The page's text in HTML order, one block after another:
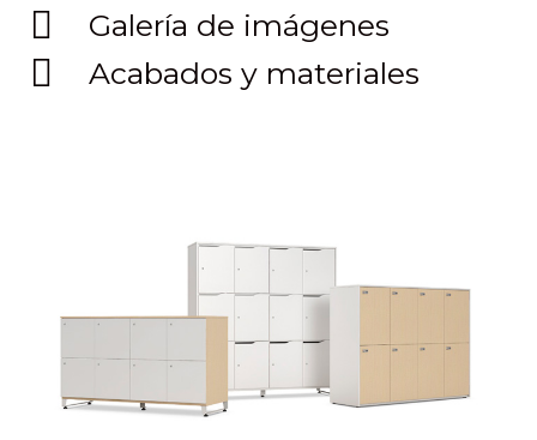
Galería de imágenes
Acabados y materiales